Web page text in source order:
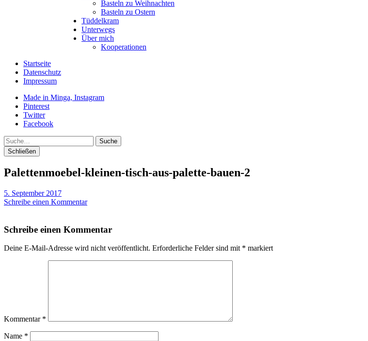
Basteln zu Weihnachten
Basteln zu Ostern
Tüddelkram
Unterwegs
Über mich
Kooperationen
Startseite
Datenschutz
Impressum
Made in Minga, Instagram
Pinterest
Twitter
Facebook
Suche
Schließen
Palettenmoebel-kleinen-tisch-aus-palette-bauen-2
5. September 2017
Schreibe einen Kommentar
Schreibe einen Kommentar
Deine E-Mail-Adresse wird nicht veröffentlicht. Erforderliche Felder sind mit * markiert
Kommentar *
Name *